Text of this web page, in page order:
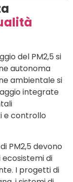
del PM2,5 si
autonoma
ambientale si
integrate
e controllo
PM2,5 devono
di
I progetti di